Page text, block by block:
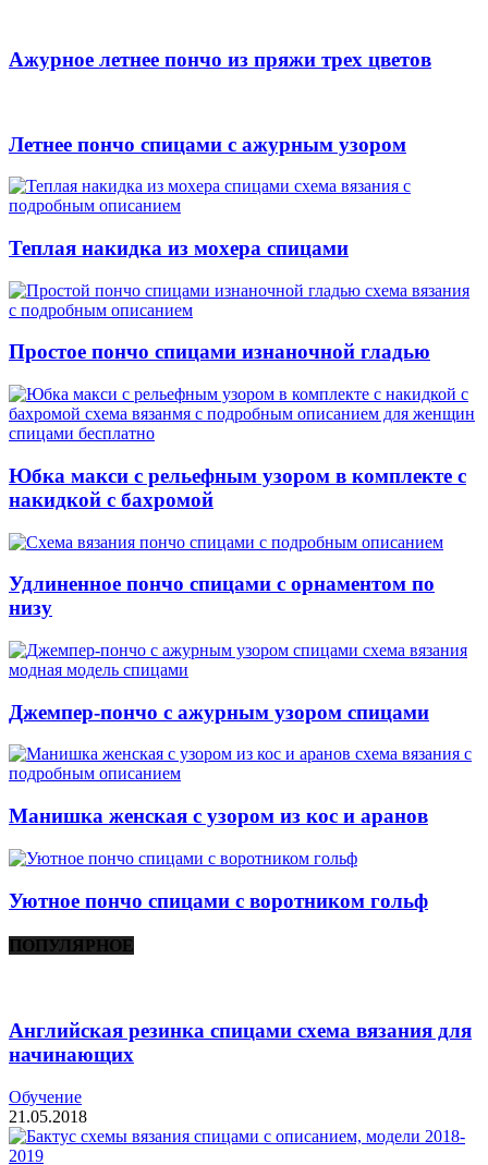
Ажурное летнее пончо из пряжи трех цветов
Летнее пончо спицами с ажурным узором
Теплая накидка из мохера спицами
Простое пончо спицами изнаночной гладью
Юбка макси с рельефным узором в комплекте с
накидкой с бахромой
Удлиненное пончо спицами с орнаментом по
низу
Джемпер-пончо с ажурным узором спицами
Манишка женская с узором из кос и аранов
Уютное пончо спицами с воротником гольф
ПОПУЛЯРНОЕ
Английская резинка спицами схема вязания для
начинающих
Обучение
21.05.2018